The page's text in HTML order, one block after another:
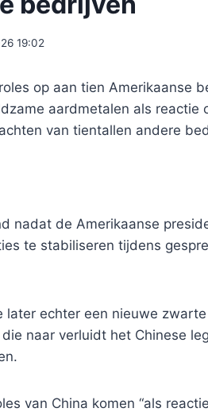
19:02
op aan tien Amerikaanse
aardmetalen als reactie
van tientallen andere
nadat de Amerikaanse
te stabiliseren tijdens
later echter een nieuwe
naar verluidt het Chinese
van China komen “als